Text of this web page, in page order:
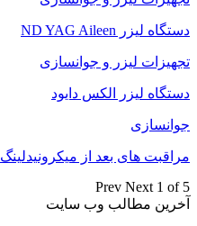
دستگاه لیزر ND YAG Aileen
تجهیزات لیزر و جوانسازی
دستگاه لیزر الکس دایود
جوانسازی
مراقبت های بعد از میکرونیدلینگ
Prev Next 1 of 5
آخرین مطالب وب سایت